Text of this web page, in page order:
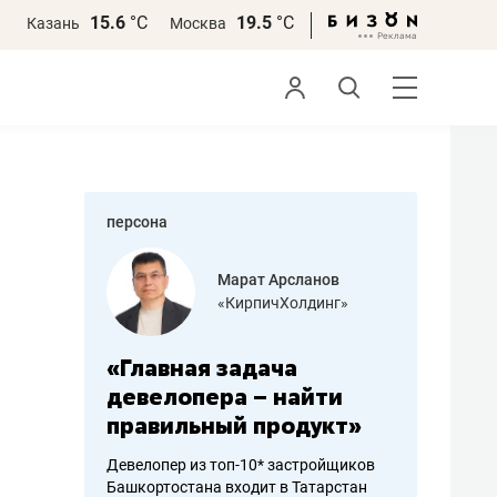
Казань 15.6 °С Москва 19.5 °С
персона
Марат Арсланов
«КирпичХолдинг»
«Главная задача
девелопера – найти
правильный продукт»
Девелопер из топ-10* застройщиков
Башкортостана входит в Татарстан